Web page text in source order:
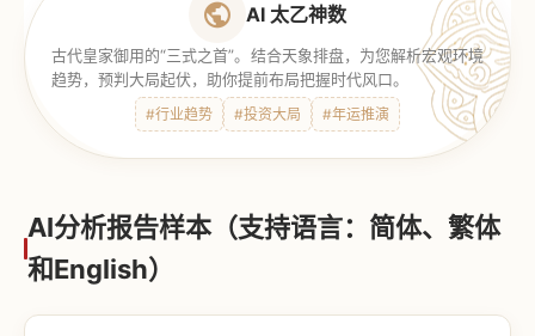
AI 太乙神数
古代皇家御用的“三式之首”。结合天象排盘，为您解析宏观环境
趋势，预判大局起伏，助你提前布局把握时代风口。
#行业趋势 #投资大局 #年运推演
AI分析报告样本（支持语言：简体、繁体
和English）